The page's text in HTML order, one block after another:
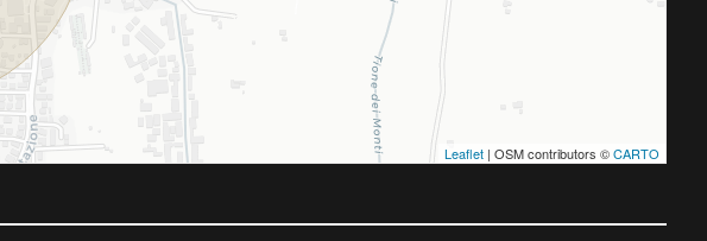
Leaflet | OSM contributors ©CARTO